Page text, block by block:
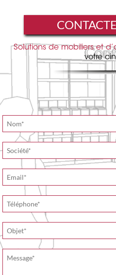
Solutions de mobiliers et
votre